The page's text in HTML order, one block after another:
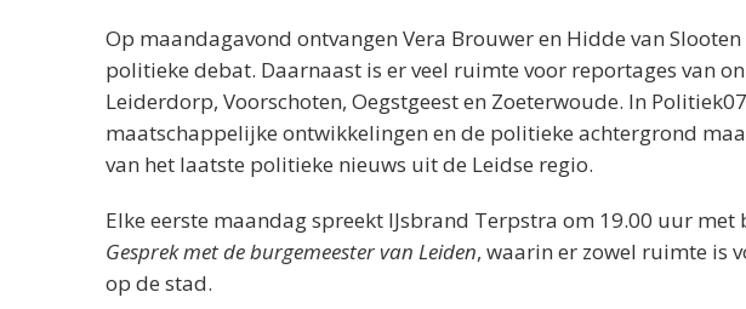
Op maandagavond ontvangen Vera Brouwer en Hidde van
politieke debat. Daarnaast is er veel ruimte voor reportages van
Leiderdorp, Voorschoten, Oegstgeest en Zoeterwoude. In
maatschappelijke ontwikkelingen en de politieke achtergrond
van het laatste politieke nieuws uit de Leidse regio.
Elke eerste maandag spreekt IJsbrand Terpstra om 19.00 uur
Gesprek met de burgemeester van Leiden, waarin er zowel ruimte is
op de stad.